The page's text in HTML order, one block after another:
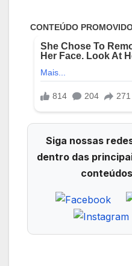
Siga nossas
dentro das